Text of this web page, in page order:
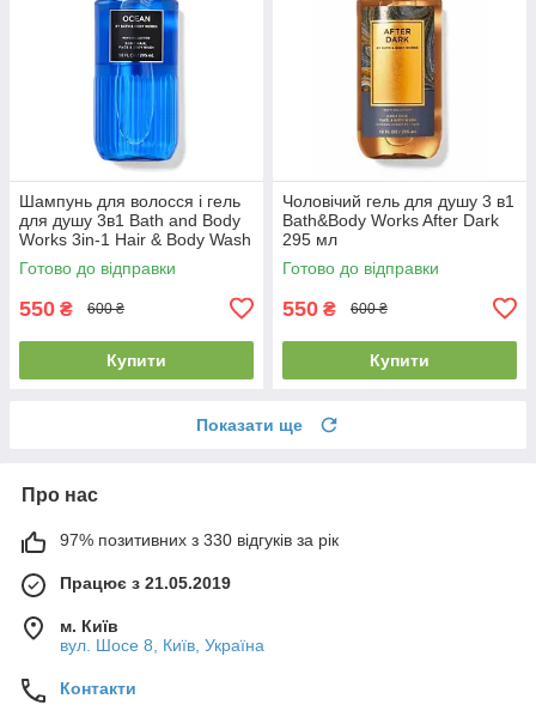
Шампунь для волосся і гель
для душу 3в1 Bath and Body
Works 3in-1 Hair & Body Wash
Ocean
Готово до відправки
550 ₴ 600 ₴
Купити
Чоловічий гель для душу 3 в1
Bath&Body Works After Dark
295 мл
Готово до відправки
550 ₴ 600 ₴
Купити
Показати ще
Про нас
97% позитивних з 330 відгуків за рік
Працює з 21.05.2019
м. Київ
вул. Шосе 8, Київ, Україна
Контакти